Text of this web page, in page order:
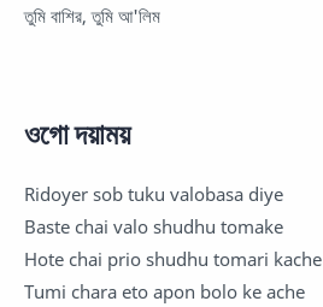
তুমি বাশির, তুমি আ'লিম
ওগো দয়াময়
Ridoyer sob tuku valobasa diye
Baste chai valo shudhu tomake
Hote chai prio shudhu tomari kache
Tumi chara eto apon bolo ke ache